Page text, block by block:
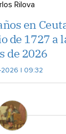
Rilova
en
de 1727 a
de 2026
| 09:32